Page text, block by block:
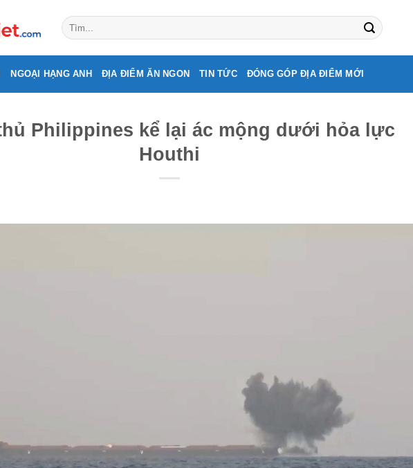
NGOẠI HẠNG ANH ĐỊA ĐIỂM ĂN NGON TIN TỨC ĐÓNG GÓP ĐỊA ĐIỂM MỚI
Philippines kể lại ác mộng dưới hỏa lực
Houthi